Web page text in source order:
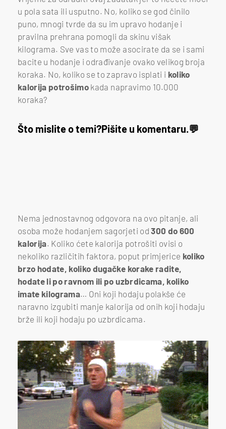
u pola sata ili usputno. No, koliko se god činilo
puno, mnogi tvrde da su im upravo hodanje i
pravilna prehrana pomogli da skinu višak
kilograma. Sve vas to može asocirate da se i sami
bacite u hodanje i odrađivanje ovako velikog broja
koraka. No, koliko se to zapravo isplati i koliko
kalorija potrošimo kada napravimo 10.000
koraka?
Što mislite o temi?Pišite u komentaru.
Nema jednostavnog odgovora na ovo pitanje, ali
osoba može hodanjem sagorjeti od300 do 600
kalorija. Koliko ćete kalorija potrošiti ovisi o
nekoliko različitih faktora, poput primjerice koliko
brzo hodate, koliko dugačke korake radite,
hodate li po ravnom ili po uzbrdicama, koliko
imate kilograma… Oni koji hodaju polakše će
naravno izgubiti manje kalorija od onih koji hodaju
brže ili koji hodaju po uzbrdicama.